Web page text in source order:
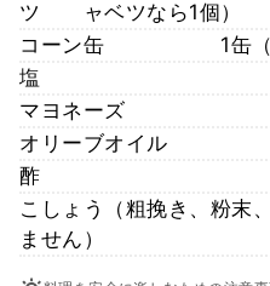
ツ
ャベツなら1個）
コーン缶
1缶
塩
マヨネーズ
オリーブオイル
酢
こしょう（粗挽き、粉末
ません）